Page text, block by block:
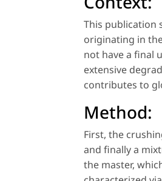
This publication
originating in
not have a final
extensive
contributes to
Method:
First, the
and finally a
the master,